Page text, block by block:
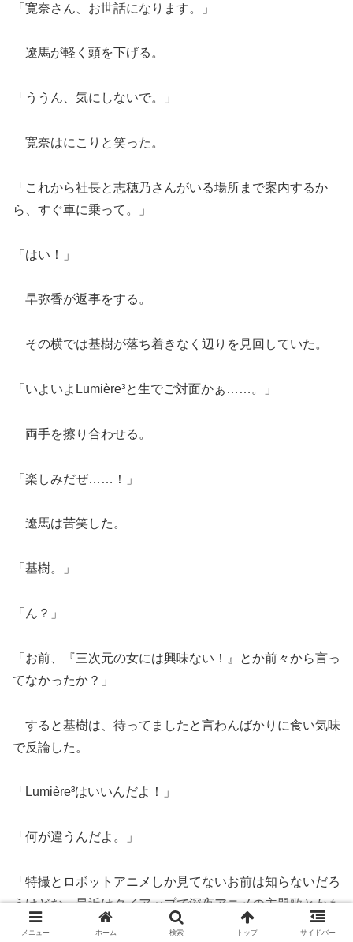
「寛奈さん、お世話になります。」
遼馬が軽く頭を下げる。
「ううん、気にしないで。」
寛奈はにこりと笑った。
「これから社長と志穂乃さんがいる場所まで案内するか
ら、すぐ車に乗って。」
「はい！」
早弥香が返事をする。
その横では基樹が落ち着きなく辺りを見回していた。
「いよいよLumière³と生でご対面かぁ……。」
両手を擦り合わせる。
「楽しみだぜ……！」
遼馬は苦笑した。
「基樹。」
「ん？」
「お前、『三次元の女には興味ない！』とか前々から言っ
てなかったか？」
すると基樹は、待ってましたと言わんばかりに食い気味
で反論した。
「Lumière³はいいんだよ！」
「何が違うんだよ。」
「特撮とロボットアニメしか見てないお前は知らないだろ
うけどな、最近はタイアップで深夜アニメの主題歌とかも
よく歌ってるんだぞ！」
メニュー ホーム 検索 トップ サイドバー